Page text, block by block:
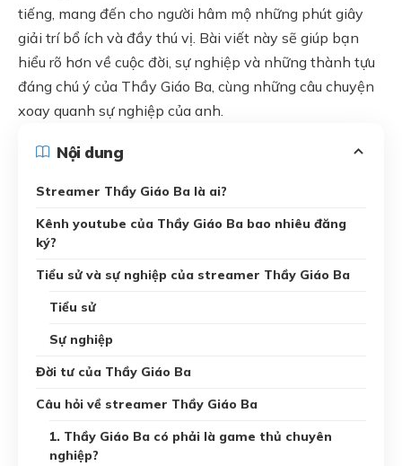
tiếng, mang đến cho người hâm mộ những phút giây
giải trí bổ ích và đầy thú vị. Bài viết này sẽ giúp bạn
hiểu rõ hơn về cuộc đời, sự nghiệp và những thành tựu
đáng chú ý của Thầy Giáo Ba, cùng những câu chuyện
xoay quanh sự nghiệp của anh.
Nội dung
Streamer Thầy Giáo Ba là ai?
Kênh youtube của Thầy Giáo Ba bao nhiêu đăng
ký?
Tiểu sử và sự nghiệp của streamer Thầy Giáo Ba
Tiểu sử
Sự nghiệp
Đời tư của Thầy Giáo Ba
Câu hỏi về streamer Thầy Giáo Ba
1. Thầy Giáo Ba có phải là game thủ chuyên
nghiệp?